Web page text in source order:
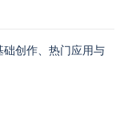
创作、热门应用与